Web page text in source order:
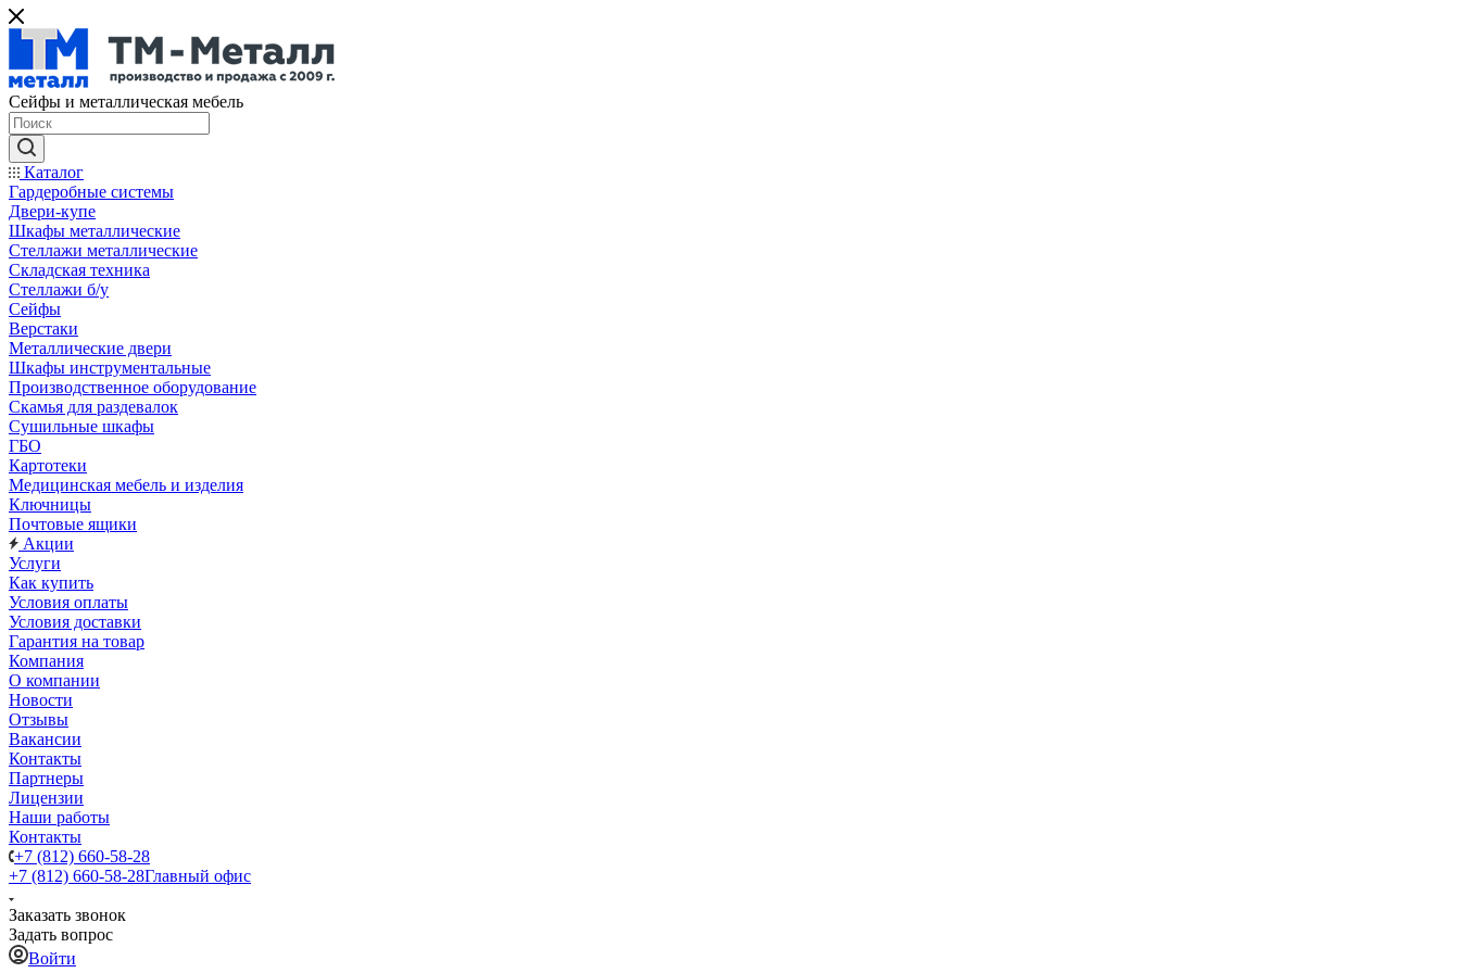
Сейфы и металлическая мебель
Каталог
Гардеробные системы
Двери-купе
Шкафы металлические
Стеллажи металлические
Складская техника
Стеллажи б/у
Сейфы
Верстаки
Металлические двери
Шкафы инструментальные
Производственное оборудование
Скамья для раздевалок
Сушильные шкафы
ГБО
Картотеки
Медицинская мебель и изделия
Ключницы
Почтовые ящики
Акции
Услуги
Как купить
Условия оплаты
Условия доставки
Гарантия на товар
Компания
О компании
Новости
Отзывы
Вакансии
Контакты
Партнеры
Лицензии
Наши работы
Контакты
+7 (812) 660-58-28
+7 (812) 660-58-28Главный офис
Заказать звонок
Задать вопрос
Войти